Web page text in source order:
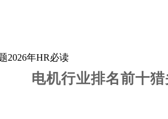
2026年HR必读
电机行业排名前十